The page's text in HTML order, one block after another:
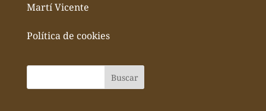
Martí Vicente
Política de cookies